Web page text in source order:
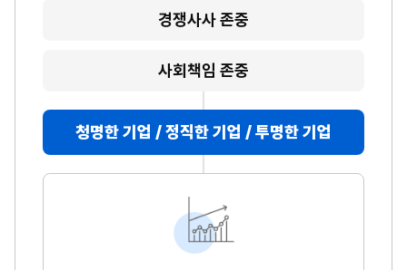
경쟁사사 존중
사회책임 존중
청명한 기업 / 정직한 기업 / 투명한 기업